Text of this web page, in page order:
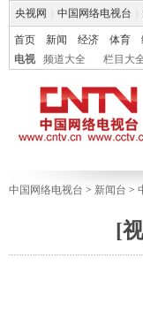
央视网 中国网络电视台
首页 新闻 经济 体育
电视
频道大全 栏目大
中国网络电视台 > 新闻台 >
[